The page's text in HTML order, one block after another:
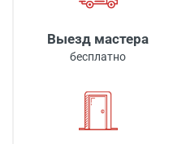
Выезд мастера
бесплатно